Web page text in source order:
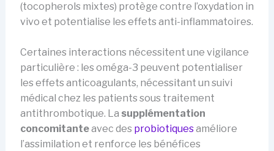
(tocopherols mixtes) protège contre l’oxydation in
vivo et potentialise les effets anti-inflammatoires.
Certaines interactions nécessitent une vigilance
particulière : les oméga-3 peuvent potentialiser
les effets anticoagulants, nécessitant un suivi
médical chez les patients sous traitement
antithrombotique. La supplémentation
concomitanteavec des probiotiquesaméliore
l’assimilation et renforce les bénéfices